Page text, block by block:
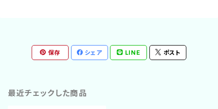
保存 シェア LINE ポスト
最近チェックした商品